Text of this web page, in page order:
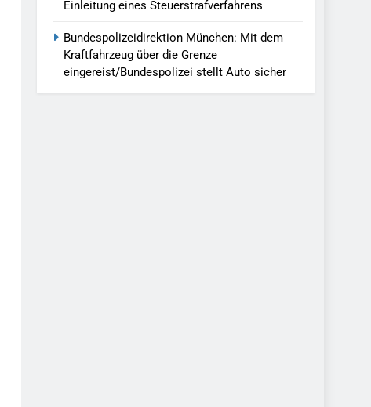
Einleitung eines Steuerstrafverfahrens
Bundespolizeidirektion München: Mit dem
Kraftfahrzeug über die Grenze
eingereist/Bundespolizei stellt Auto sicher